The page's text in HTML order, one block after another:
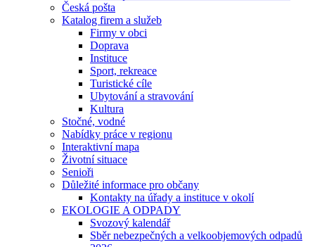
Česká pošta
Katalog firem a služeb
Firmy v obci
Doprava
Instituce
Sport, rekreace
Turistické cíle
Ubytování a stravování
Kultura
Stočné, vodné
Nabídky práce v regionu
Interaktivní mapa
Životní situace
Senioři
Důležité informace pro občany
Kontakty na úřady a instituce v okolí
EKOLOGIE A ODPADY
Svozový kalendář
Sběr nebezpečných a velkoobjemových odpadů